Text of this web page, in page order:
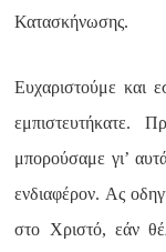
Κατασκήνωσης.
Ευχαριστούμε και
εμπιστευτήκατε.
μπορούσαμε γι’
ενδιαφέρον. Ας
στο Χριστό, εάν